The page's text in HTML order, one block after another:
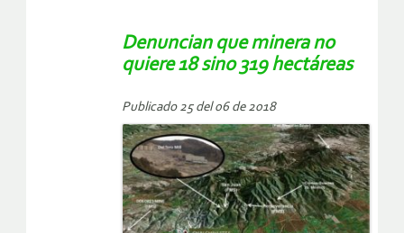
Denuncian que minera no
quiere 18 sino 319 hectáreas
Publicado 25 del 06 de 2018